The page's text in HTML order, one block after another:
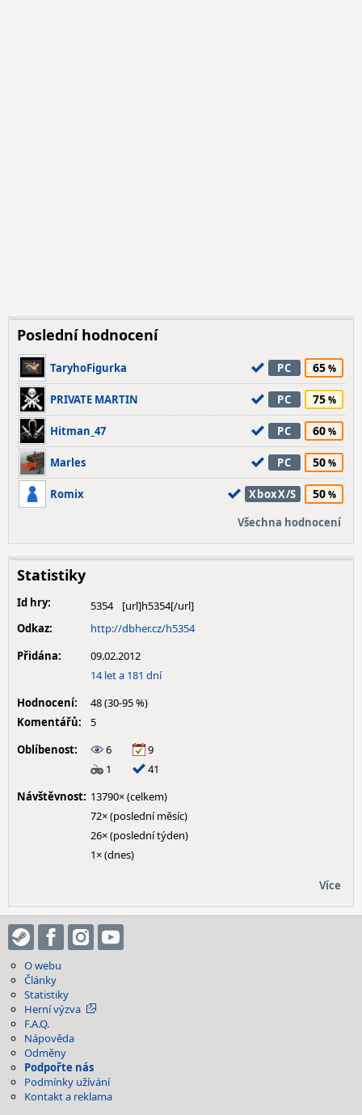
Poslední hodnocení
TaryhoFigurka PC 65
PRIVATE MARTIN PC 75
Hitman_47 PC 60
Marles PC 50
Romix XboxX/S 50
Všechna hodnocení
Statistiky
Id hry:
5354
Odkaz:
http://dbher.cz/h5354
Přidána:
09.02.2012
14 let a 181 dní
Hodnocení:
48 (30-95 %)
Komentářů:
5
Oblíbenost:
6
9
1
41
Návštěvnost: 13790× (celkem)
72× (poslední měsíc)
26× (poslední týden)
1× (dnes)
Více
O webu
Články
Statistiky
Herní výzva
F.A.Q.
Nápověda
Odměny
Podpořte nás
Podmínky užívání
Kontakt a reklama